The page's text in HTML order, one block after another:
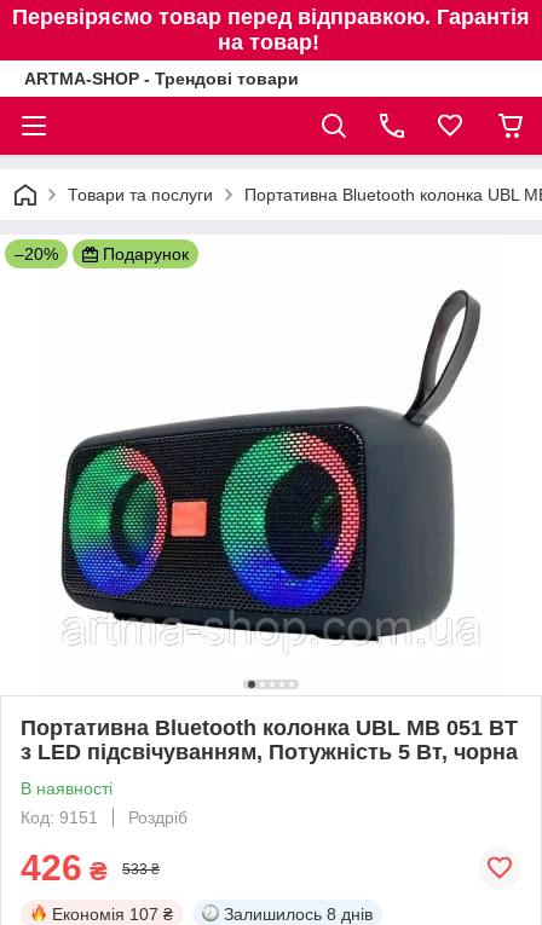
Перевіряємо товар перед відправкою. Гарантія
на товар!
ARTMA-SHOP - Трендові товари
Товари та послуги Портативна Bluetooth колонка UBL
–20% Подарунок
Портативна Bluetooth колонка UBL MB 051 BT
з LED підсвічуванням, Потужність 5 Вт, чорна
В наявності
Код: 9151
Роздріб
426 ₴ 533 ₴
Економія 107 ₴ Залишилось 8 днів